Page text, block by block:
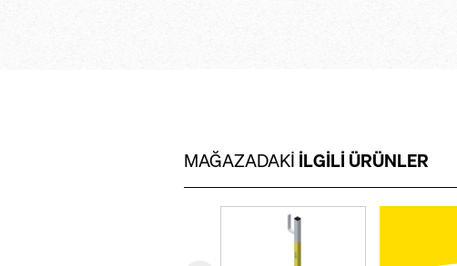
MAĞAZADAKI ILGILI ÜRÜNLER